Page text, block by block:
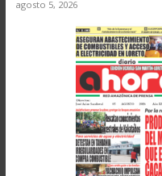
agosto 5, 2026